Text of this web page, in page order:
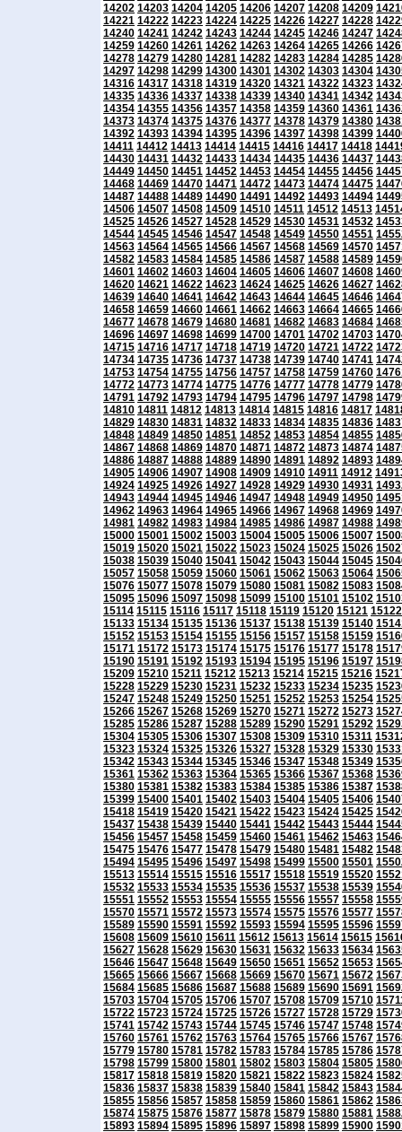
14202 14203 14204 14205 14206 14207 14208 14209
14221 14222 14223 14224 14225 14226 14227 14228
14240 14241 14242 14243 14244 14245 14246 14247
14259 14260 14261 14262 14263 14264 14265 14266
14278 14279 14280 14281 14282 14283 14284 14285
14297 14298 14299 14300 14301 14302 14303 14304
14316 14317 14318 14319 14320 14321 14322 14323
14335 14336 14337 14338 14339 14340 14341 14342
14354 14355 14356 14357 14358 14359 14360 14361
14373 14374 14375 14376 14377 14378 14379 14380
14392 14393 14394 14395 14396 14397 14398 14399
14411 14412 14413 14414 14415 14416 14417 14418
14430 14431 14432 14433 14434 14435 14436 14437
14449 14450 14451 14452 14453 14454 14455 14456
14468 14469 14470 14471 14472 14473 14474 14475
14487 14488 14489 14490 14491 14492 14493 14494
14506 14507 14508 14509 14510 14511 14512 14513
14525 14526 14527 14528 14529 14530 14531 14532
14544 14545 14546 14547 14548 14549 14550 14551
14563 14564 14565 14566 14567 14568 14569 14570
14582 14583 14584 14585 14586 14587 14588 14589
14601 14602 14603 14604 14605 14606 14607 14608
14620 14621 14622 14623 14624 14625 14626 14627
14639 14640 14641 14642 14643 14644 14645 14646
14658 14659 14660 14661 14662 14663 14664 14665
14677 14678 14679 14680 14681 14682 14683 14684
14696 14697 14698 14699 14700 14701 14702 14703
14715 14716 14717 14718 14719 14720 14721 14722
14734 14735 14736 14737 14738 14739 14740 14741
14753 14754 14755 14756 14757 14758 14759 14760
14772 14773 14774 14775 14776 14777 14778 14779
14791 14792 14793 14794 14795 14796 14797 14798
14810 14811 14812 14813 14814 14815 14816 14817
14829 14830 14831 14832 14833 14834 14835 14836
14848 14849 14850 14851 14852 14853 14854 14855
14867 14868 14869 14870 14871 14872 14873 14874
14886 14887 14888 14889 14890 14891 14892 14893
14905 14906 14907 14908 14909 14910 14911 14912
14924 14925 14926 14927 14928 14929 14930 14931
14943 14944 14945 14946 14947 14948 14949 14950
14962 14963 14964 14965 14966 14967 14968 14969
14981 14982 14983 14984 14985 14986 14987 14988
15000 15001 15002 15003 15004 15005 15006 15007
15019 15020 15021 15022 15023 15024 15025 15026
15038 15039 15040 15041 15042 15043 15044 15045
15057 15058 15059 15060 15061 15062 15063 15064
15076 15077 15078 15079 15080 15081 15082 15083
15095 15096 15097 15098 15099 15100 15101 15102
15114 15115 15116 15117 15118 15119 15120 15121 15122
15133 15134 15135 15136 15137 15138 15139 15140
15152 15153 15154 15155 15156 15157 15158 15159
15171 15172 15173 15174 15175 15176 15177 15178
15190 15191 15192 15193 15194 15195 15196 15197
15209 15210 15211 15212 15213 15214 15215 15216
15228 15229 15230 15231 15232 15233 15234 15235
15247 15248 15249 15250 15251 15252 15253 15254
15266 15267 15268 15269 15270 15271 15272 15273
15285 15286 15287 15288 15289 15290 15291 15292
15304 15305 15306 15307 15308 15309 15310 15311
15323 15324 15325 15326 15327 15328 15329 15330
15342 15343 15344 15345 15346 15347 15348 15349
15361 15362 15363 15364 15365 15366 15367 15368
15380 15381 15382 15383 15384 15385 15386 15387
15399 15400 15401 15402 15403 15404 15405 15406
15418 15419 15420 15421 15422 15423 15424 15425
15437 15438 15439 15440 15441 15442 15443 15444
15456 15457 15458 15459 15460 15461 15462 15463
15475 15476 15477 15478 15479 15480 15481 15482
15494 15495 15496 15497 15498 15499 15500 15501
15513 15514 15515 15516 15517 15518 15519 15520
15532 15533 15534 15535 15536 15537 15538 15539
15551 15552 15553 15554 15555 15556 15557 15558
15570 15571 15572 15573 15574 15575 15576 15577
15589 15590 15591 15592 15593 15594 15595 15596
15608 15609 15610 15611 15612 15613 15614 15615
15627 15628 15629 15630 15631 15632 15633 15634
15646 15647 15648 15649 15650 15651 15652 15653
15665 15666 15667 15668 15669 15670 15671 15672
15684 15685 15686 15687 15688 15689 15690 15691
15703 15704 15705 15706 15707 15708 15709 15710
15722 15723 15724 15725 15726 15727 15728 15729
15741 15742 15743 15744 15745 15746 15747 15748
15760 15761 15762 15763 15764 15765 15766 15767
15779 15780 15781 15782 15783 15784 15785 15786
15798 15799 15800 15801 15802 15803 15804 15805
15817 15818 15819 15820 15821 15822 15823 15824
15836 15837 15838 15839 15840 15841 15842 15843
15855 15856 15857 15858 15859 15860 15861 15862
15874 15875 15876 15877 15878 15879 15880 15881
15893 15894 15895 15896 15897 15898 15899 15900